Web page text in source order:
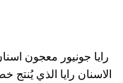
الاسنان رايا الذي يُنتج